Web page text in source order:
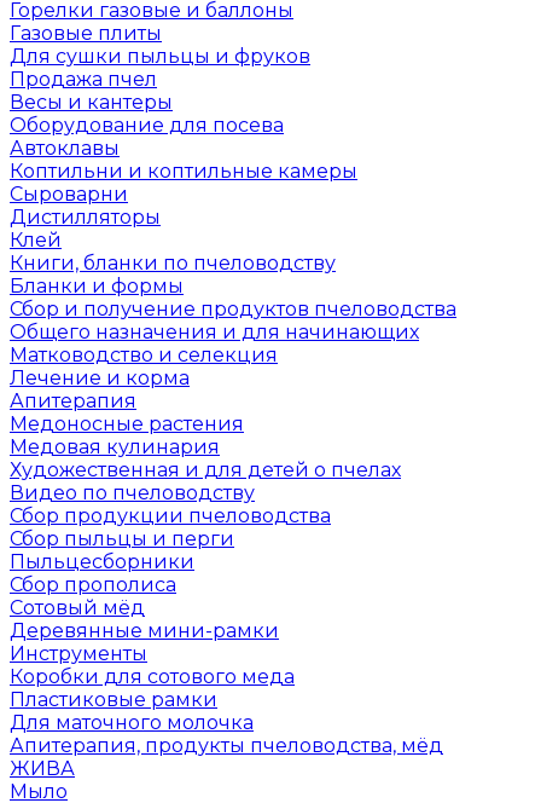
Горелки газовые и баллоны
Газовые плиты
Для сушки пыльцы и фруков
Продажа пчел
Весы и кантеры
Оборудование для посева
Автоклавы
Коптильни и коптильные камеры
Сыроварни
Дистилляторы
Клей
Книги, бланки по пчеловодству
Бланки и формы
Сбор и получение продуктов пчеловодства
Общего назначения и для начинающих
Матководство и селекция
Лечение и корма
Апитерапия
Медоносные растения
Медовая кулинария
Художественная и для детей о пчелах
Видео по пчеловодству
Сбор продукции пчеловодства
Сбор пыльцы и перги
Пыльцесборники
Сбор прополиса
Сотовый мёд
Деревянные мини-рамки
Инструменты
Коробки для сотового меда
Пластиковые рамки
Для маточного молочка
Апитерапия, продукты пчеловодства, мёд
ЖИВА
Мыло